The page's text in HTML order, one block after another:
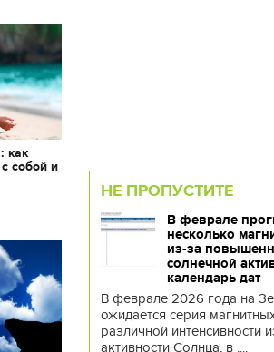
как
собой и
НЕ ПРОПУСТИТЕ
В феврале
несколько
из-за
солнечной
календарь дат
В феврале 2026 года на
ожидается серия
различной интенсивности
активности Солнца, в ....